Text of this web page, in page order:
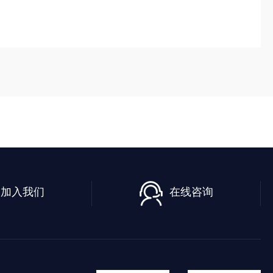
加入我们 在线咨询